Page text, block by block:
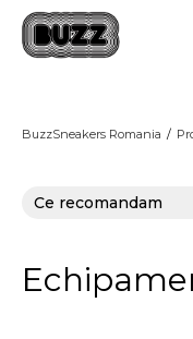
3 rate fără
BuzzSneakers Romania